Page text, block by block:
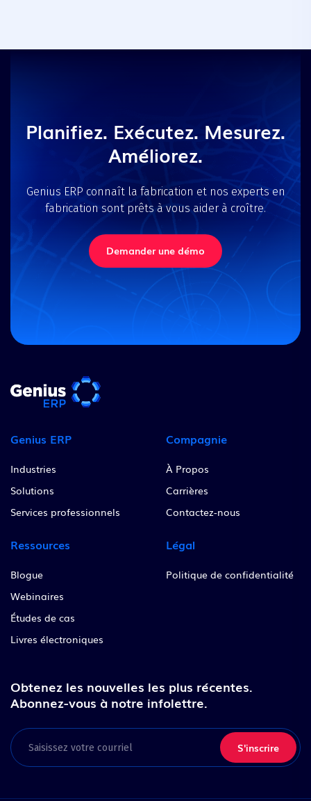
Planifiez. Exécutez. Mesurez.
Améliorez.
Genius ERP connaît la fabrication et nos experts en
fabrication sont prêts à vous aider à croître.
Demander une démo
Genius ERP
Industries
Solutions
Services professionnels
Compagnie
À Propos
Carrières
Contactez-nous
Ressources
Blogue
Webinaires
Études de cas
Livres électroniques
Légal
Politique de confidentialité
Obtenez les nouvelles les plus récentes.
Abonnez-vous à notre infolettre.
Email